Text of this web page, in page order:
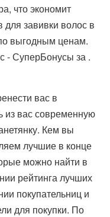
что экономит
выгодным ценам.
- СуперБонусы за .
вас в
из вас современную
Кем вы
лучшие в конце
можно найти в
рейтинга лучших
покупательниц и
для покупки. По